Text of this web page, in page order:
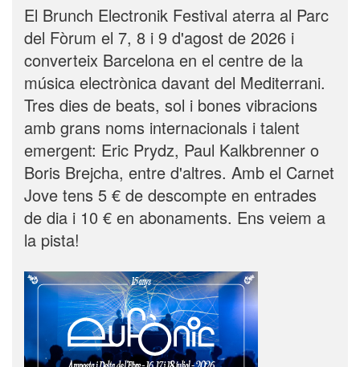
El Brunch Electronik Festival aterra al Parc
del Fòrum el 7, 8 i 9 d'agost de 2026 i
converteix Barcelona en el centre de la
música electrònica davant del Mediterrani.
Tres dies de beats, sol i bones vibracions
amb grans noms internacionals i talent
emergent: Eric Prydz, Paul Kalkbrenner o
Boris Brejcha, entre d'altres. Amb el Carnet
Jove tens 5 € de descompte en entrades
de dia i 10 € en abonaments. Ens veiem a
la pista!